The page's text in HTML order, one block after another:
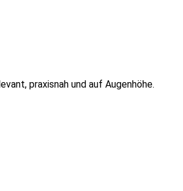
praxisnah und auf Augenhöhe.